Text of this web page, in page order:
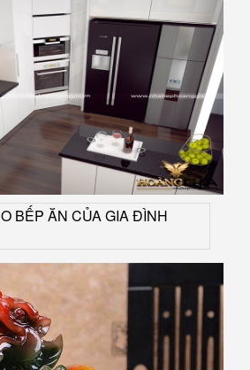
thủy phòng bếp cho người mệnh
BẾP ĂN CỦA GIA ĐÌNH